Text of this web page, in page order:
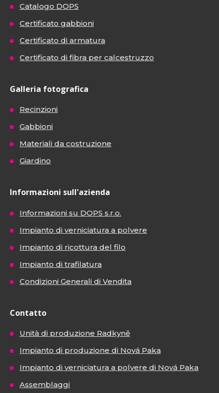
Catalogo DOPS
Certificato gabbioni
Certificato di armatura
Certificato di fibra per calcestruzzo
Galleria fotografica
Recinzioni
Gabbioni
Materiali da costruzione
Giardino
Informazioni sull'azienda
Informazioni su DOPS s.r.o.
Impianto di verniciatura a polvere
Impianto di ricottura del filo
Impianto di trafilatura
Condizioni Generali di Vendita
Contatto
Unità di produzione Radkyně
Impianto di produzione di Nová Paka
Impianto di verniciatura a polvere di Nová Paka
Assemblaggi